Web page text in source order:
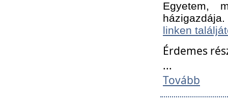
Egyetem,
linken
Érdemes
...
Tovább